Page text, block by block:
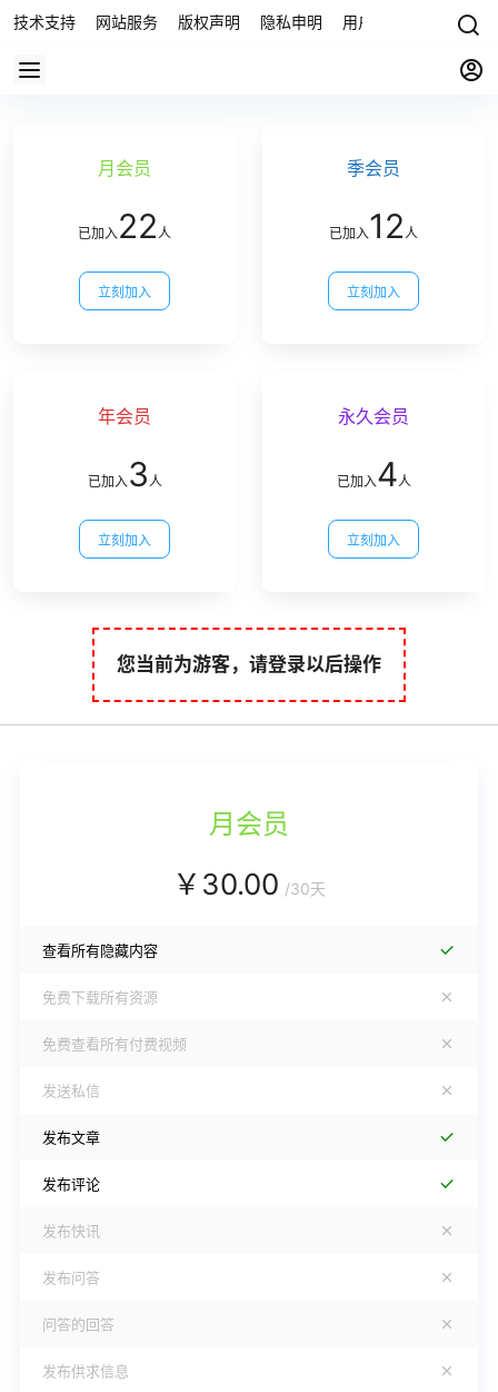
技术支持 网站服务 版权声明 隐私申明 用户协议 联系我们
月会员
已加入22人
立刻加入
季会员
已加入12人
立刻加入
年会员
已加入3人
立刻加入
永久会员
已加入4人
立刻加入
您当前为游客，请登录以后操作
月会员
￥ 30.00 /30天
查看所有隐藏内容
免费下载所有资源
免费查看所有付费视频
发送私信
发布文章
发布评论
发布快讯
发布问答
问答的回答
发布供求信息